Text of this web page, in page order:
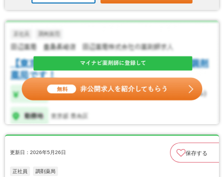
更新日：2026年5月26日 保存する
正社員 調剤薬局